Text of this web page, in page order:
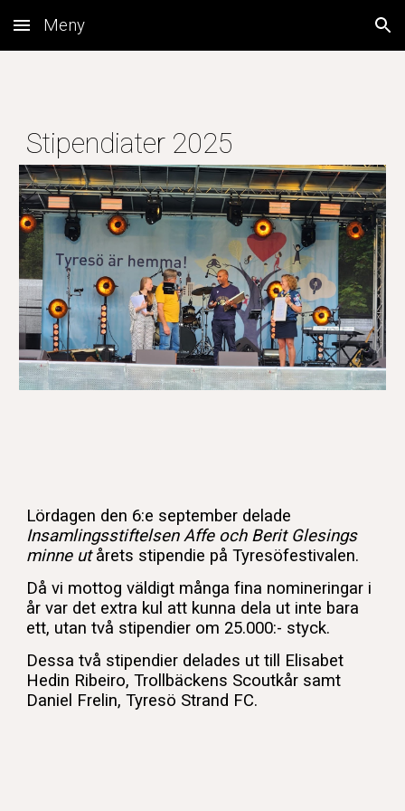
Skip to main content Skip to navigation
Meny
Stipendiater 2025
Lördagen den 6:e september delade
Insamlingsstiftelsen Affe och Berit Glesings
minne utårets stipendie på Tyresöfestivalen.
Då vi mottog väldigt många fina nomineringar i
år var det extra kul att kunna dela ut inte bara
ett, utan två stipendier om 25.000:- styck.
Dessa två stipendier delades ut till Elisabet
Hedin Ribeiro, Trollbäckens Scoutkår samt
Daniel Frelin, Tyresö Strand FC.